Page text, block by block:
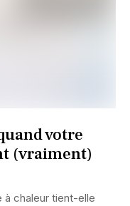
votre
(vraiment)
à chaleur tient-elle